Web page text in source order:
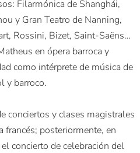
Filarmónica de Shanghái,
y Gran Teatro de Nanning,
Rossini, Bizet, Saint-Saëns…
en ópera barroca y
como intérprete de música de
y barroco.
conciertos y clases magistrales
francés; posteriormente, en
concierto de celebración del